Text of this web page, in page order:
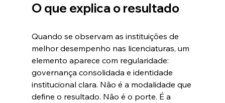
O que explica o resultado
Quando se observam as instituições de
melhor desempenho nas licenciaturas, um
elemento aparece com regularidade:
governança consolidada e identidade
institucional clara. Não é a modalidade que
define o resultado. Não é o porte. É a